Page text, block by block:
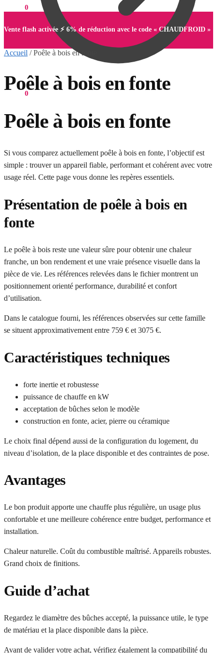
0
0
Vente flash activée ⚡ 6% de réduction avec le code « CHAUDFROID »
Accueil /Poêle à bois en fonte
Poêle à bois en fonte
Poêle à bois en fonte
Si vous comparez actuellement poêle à bois en fonte, l’objectif est
simple : trouver un appareil fiable, performant et cohérent avec votre
usage réel. Cette page vous donne les repères essentiels.
Présentation de poêle à bois en
fonte
Le poêle à bois reste une valeur sûre pour obtenir une chaleur
franche, un bon rendement et une vraie présence visuelle dans la
pièce de vie. Les références relevées dans le fichier montrent un
positionnement orienté performance, durabilité et confort
d’utilisation.
Dans le catalogue fourni, les références observées sur cette famille
se situent approximativement entre 759 € et 3075 €.
Caractéristiques techniques
forte inertie et robustesse
puissance de chauffe en kW
acceptation de bûches selon le modèle
construction en fonte, acier, pierre ou céramique
Le choix final dépend aussi de la configuration du logement, du
niveau d’isolation, de la place disponible et des contraintes de pose.
Avantages
Le bon produit apporte une chauffe plus régulière, un usage plus
confortable et une meilleure cohérence entre budget, performance et
installation.
Chaleur naturelle. Coût du combustible maîtrisé. Appareils robustes.
Grand choix de finitions.
Guide d’achat
Regardez le diamètre des bûches accepté, la puissance utile, le type
de matériau et la place disponible dans la pièce.
Avant de valider votre achat, vérifiez également la compatibilité du